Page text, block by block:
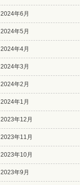
2024年6月
2024年5月
2024年4月
2024年3月
2024年2月
2024年1月
2023年12月
2023年11月
2023年10月
2023年9月